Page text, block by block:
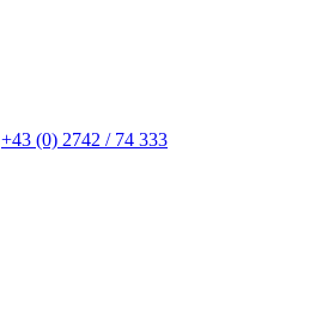
+43 (0) 2742 / 74 333